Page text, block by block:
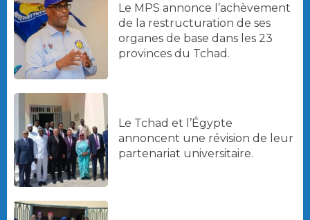
Le MPS annonce l’achèvement
de la restructuration de ses
organes de base dans les 23
provinces du Tchad.
Le Tchad et l’Égypte
annoncent une révision de leur
partenariat universitaire.